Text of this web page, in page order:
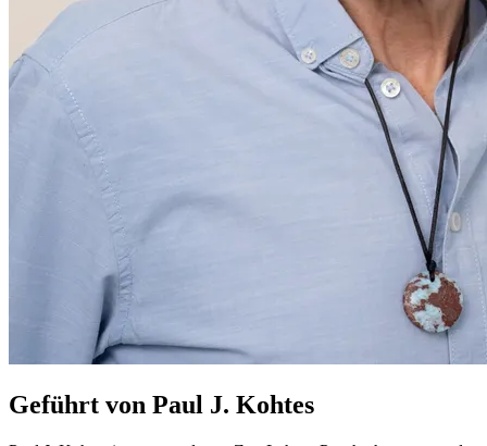
Geführt von Paul J. Kohtes